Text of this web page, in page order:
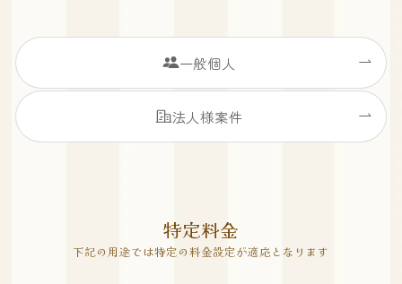
一般個人
法人様案件
特定料金
下記の用途では特定の料金設定が適応となります